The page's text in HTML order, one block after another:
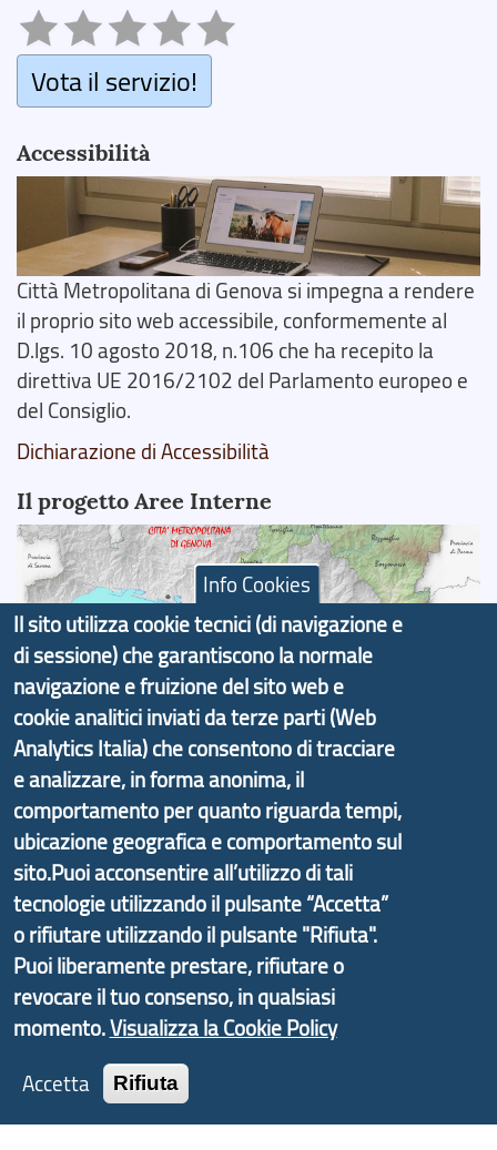
Vota il servizio!
Accessibilità
Città Metropolitana di Genova si impegna a rendere
il proprio sito web accessibile, conformemente al
D.lgs. 10 agosto 2018, n.106 che ha recepito la
direttiva UE 2016/2102 del Parlamento europeo e
del Consiglio.
Dichiarazione di Accessibilità
Il progetto Aree Interne
Il portale di marketing territoriale e sviluppo locale
di Genova Città Metropolitana si è sviluppato a
partire dal progetto nazionale Aree Interne
promosso dal Dipartimento per lo Sviluppo
Economico e finalizzato al rilancio socio-economico
delle valli dell’entroterra. In particolare fornisce
informazioni ed aggiornamenti sullaStrategia
d'Area Antola-Tigullio, in collaborazione con Regione
Liguria ed ANCI Liguria.
Copyright © 2017 Città metropolitana di Genova |
CF: 80007350103
Tecnologie e Accessibilità
Privacy
Info Cookies
Il sito utilizza cookie tecnici (di navigazione e
di sessione) che garantiscono la normale
navigazione e fruizione del sito web e
cookie analitici inviati da terze parti (Web
Analytics Italia) che consentono di tracciare
e analizzare, in forma anonima, il
comportamento per quanto riguarda tempi,
ubicazione geografica e comportamento sul
sito.Puoi acconsentire all’utilizzo di tali
tecnologie utilizzando il pulsante “Accetta”
o rifiutare utilizzando il pulsante "Rifiuta".
Puoi liberamente prestare, rifiutare o
revocare il tuo consenso, in qualsiasi
momento.Visualizza la Cookie Policy
Accetta
Rifiuta